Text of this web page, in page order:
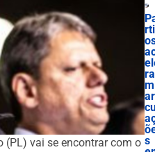
(PL) vai se encontrar com o
ra
m
s